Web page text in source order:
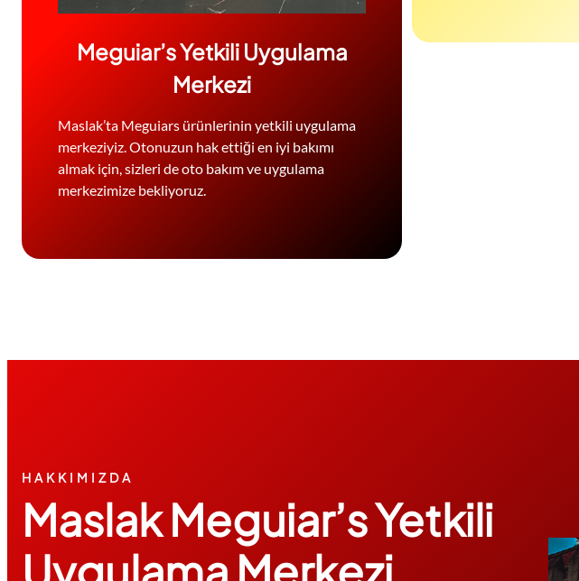
Meguiar’s Yetkili Uygulama
Merkezi
Maslak’ta Meguiars ürünlerinin yetkili uygulama
merkeziyiz. Otonuzun hak ettiği en iyi bakımı
almak için, sizleri de oto bakım ve uygulama
merkezimize bekliyoruz.
HAKKIMIZDA
Maslak Meguiar’s Yetkili